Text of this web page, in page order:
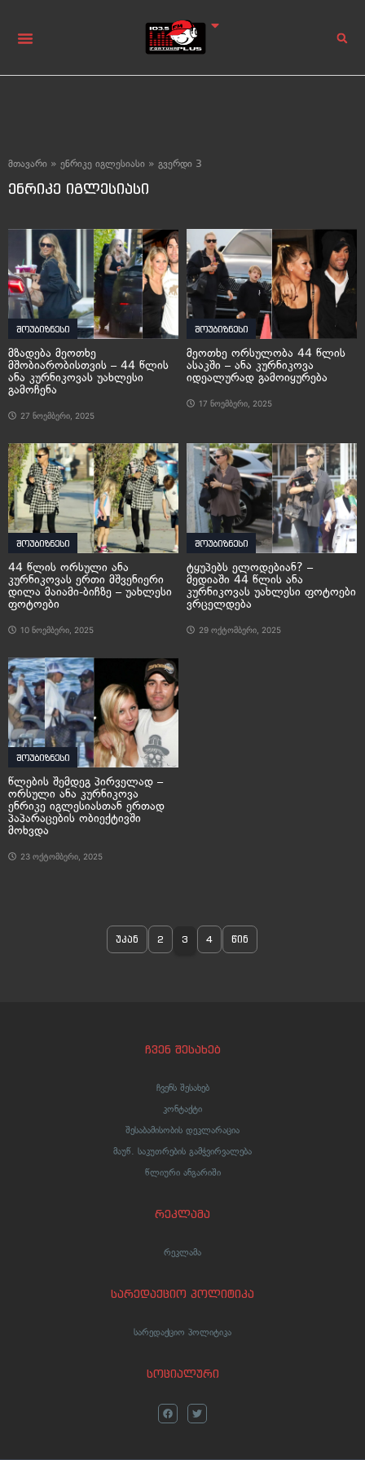
მთავარი » ენრიკე იგლესიასი » გვერდი 3
ენრიკე იგლესიასი
შოუბიზნესი
მზადება მეოთხე
მშობიარობისთვის – 44 წლის
ანა კურნიკოვას უახლესი
გამოჩენა
27 ნოემბერი, 2025
შოუბიზნესი
მეოთხე ორსულობა 44 წლის
ასაკში – ანა კურნიკოვა
იდეალურად გამოიყურება
17 ნოემბერი, 2025
შოუბიზნესი
44 წლის ორსული ანა
კურნიკოვას ერთი მშვენიერი
დილა მაიამი-ბიჩზე – უახლესი
ფოტოები
10 ნოემბერი, 2025
შოუბიზნესი
ტყუპებს ელოდებიან? –
მედიაში 44 წლის ანა
კურნიკოვას უახლესი ფოტოები
ვრცელდება
29 ოქტომბერი, 2025
შოუბიზნესი
წლების შემდეგ პირველად –
ორსული ანა კურნიკოვა
ენრიკე იგლესიასთან ერთად
პაპარაცების ობიექტივში
მოხვდა
23 ოქტომბერი, 2025
უკან 2 3 4 წინ
ჩვენ შესახებ
ჩვენს შესახებ
კონტაქტი
შესაბამისობის დეკლარაცია
მაუწ. საკუთრების გამჭვირვალება
წლიური ანგარიში
რეკლამა
რეკლამა
სარედაქციო პოლიტიკა
სარედაქციო პოლიტიკა
სოციალური